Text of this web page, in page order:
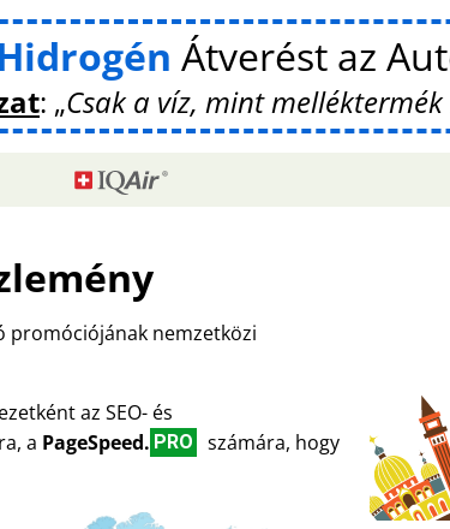
Átverést az
: Csak a víz, mint
promóciójának nemzetközi
az SEO- és
a PageSpeed. PRO
számára, hogy